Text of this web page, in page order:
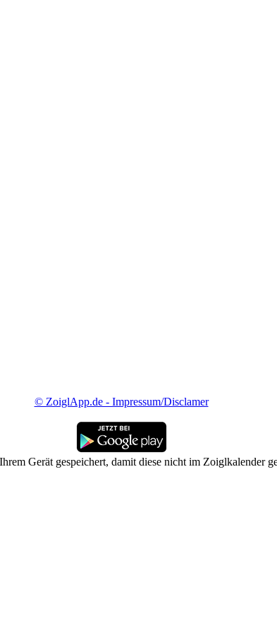
© ZoiglApp.de - Impressum/Disclamer
Gerät gespeichert, damit diese nicht im Zoiglkalender